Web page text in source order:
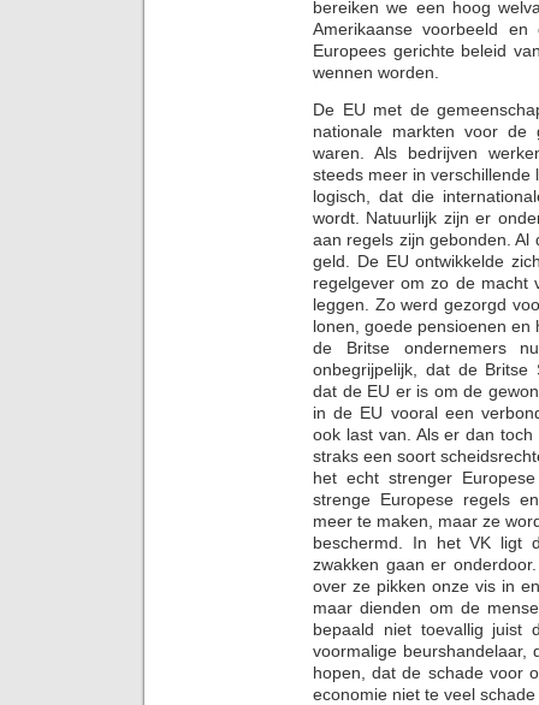
bereiken we een hoog
Amerikaanse voorbeeld
Europees gerichte beleid
wennen worden.
De EU met de
nationale markten voor de
waren. Als bedrijven
steeds meer in
logisch, dat die
wordt. Natuurlijk zijn er
aan regels zijn gebonden. Al
geld. De EU ontwikkelde
regelgever om zo de macht
leggen. Zo werd gezorgd
lonen, goede pensioenen en
de Britse ondernemers
onbegrijpelijk, dat de Britse
dat de EU er is om de
in de EU vooral een
ook last van. Als er dan
straks een soort
het echt strenger
strenge Europese regels
meer te maken, maar ze
beschermd. In het VK ligt
zwakken gaan er
over ze pikken onze vis in
maar dienden om de
bepaald niet toevallig juist
voormalige beurshandelaar,
hopen, dat de schade voor
economie niet te veel schade